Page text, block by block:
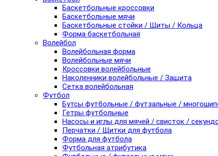
Баскетбольные кроссовки
Баскетбольные мячи
Баскетбольные стойки / Щиты / Кольца
Форма баскетбольная
Волейбол
Волейбольная форма
Волейбольные мячи
Кроссовки волейбольные
Наколенники волейбольные / Защита
Сетка волейбольная
Футбол
Бутсы футбольные / футзальные /
Гетры футбольные
Насосы и иглы для мячей / свисток /
Перчатки / Щитки для футбола
Форма для футбола
Футбольная атрибутика